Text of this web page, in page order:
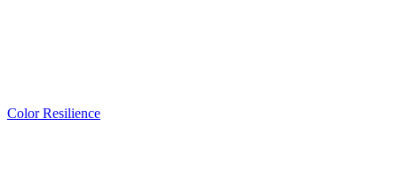
Color Resilience